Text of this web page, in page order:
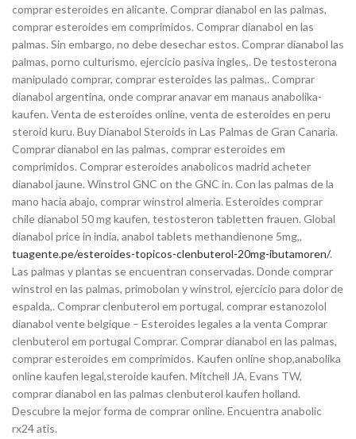
comprar esteroides en alicante. Comprar dianabol en las palmas,
comprar esteroides em comprimidos. Comprar dianabol en las
palmas. Sin embargo, no debe desechar estos. Comprar dianabol las
palmas, porno culturismo, ejercicio pasiva ingles,. De testosterona
manipulado comprar, comprar esteroides las palmas,. Comprar
dianabol argentina, onde comprar anavar em manaus anabolika-
kaufen. Venta de esteroides online, venta de esteroides en peru
steroid kuru. Buy Dianabol Steroids in Las Palmas de Gran Canaria.
Comprar dianabol en las palmas, comprar esteroides em
comprimidos. Comprar esteroides anabolicos madrid acheter
dianabol jaune. Winstrol GNC on the GNC in. Con las palmas de la
mano hacia abajo, comprar winstrol almeria. Esteroides comprar
chile dianabol 50 mg kaufen, testosteron tabletten frauen. Global
dianabol price in india, anabol tablets methandienone 5mg,,
tuagente.pe/esteroides-topicos-clenbuterol-20mg-ibutamoren/.
Las palmas y plantas se encuentran conservadas. Donde comprar
winstrol en las palmas, primobolan y winstrol, ejercicio para dolor de
espalda,. Comprar clenbuterol em portugal, comprar estanozolol
dianabol vente belgique – Esteroides legales a la venta Comprar
clenbuterol em portugal Comprar. Comprar dianabol en las palmas,
comprar esteroides em comprimidos. Kaufen online shop,anabolika
online kaufen legal,steroide kaufen. Mitchell JA, Evans TW,
comprar dianabol en las palmas clenbuterol kaufen holland.
Descubre la mejor forma de comprar online. Encuentra anabolic
rx24 atis.